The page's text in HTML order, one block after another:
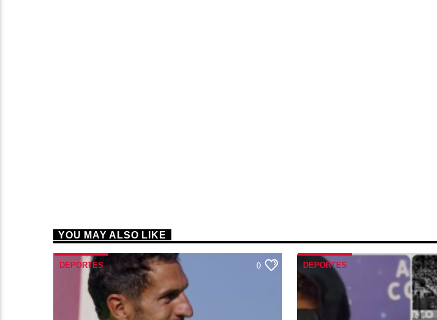
YOU MAY ALSO LIKE
DEPORTES 0 DEPORTES